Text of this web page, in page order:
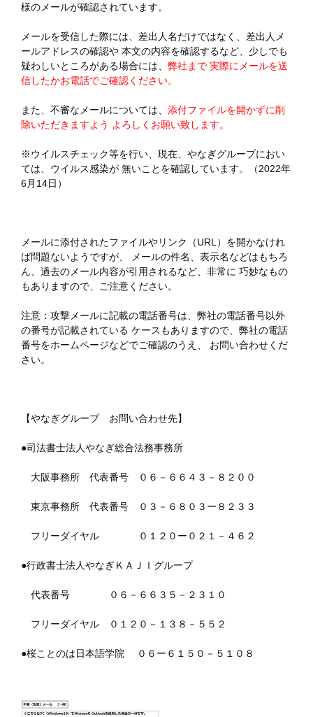
様のメールが確認されています。
メールを受信した際には、差出人名だけではなく、差出人メ
ールアドレスの確認や 本文の内容を確認するなど、少しでも
疑わしいところがある場合には、 弊社まで 実際にメールを送
信したかお電話でご確認ください。
また、不審なメールについては、 添付ファイルを開かずに削
除いただきますよう よろしくお願い致します。
※ウイルスチェック等を行い、現在、やなぎグループにおい
ては、ウイルス感染が 無いことを確認しています。（2022年
6月14日）
メールに添付されたファイルやリンク（URL）を開かなけれ
ば問題ないようですが、 メールの件名、表示名などはもちろ
ん、過去のメール内容が引用されるなど、非常に 巧妙なもの
もありますので、ご注意ください。
注意：攻撃メールに記載の電話番号は、弊社の電話番号以外
の番号が記載されている ケースもありますので、弊社の電話
番号をホームページなどでご確認のうえ、 お問い合わせくだ
さい。
【やなぎグループ お問い合わせ先】
●司法書士法人やなぎ総合法務事務所
大阪事務所 代表番号 ０６－６６４３－８２００
東京事務所 代表番号 ０３－６８０３ー８２３３
フリーダイヤル ０１２０ー０２１－４６２
●行政書士法人やなぎＫＡＪＩグループ
代表番号 ０６－６６３５－２３１０
フリーダイヤル ０１２０－１３８－５５２
●桜ことのは日本語学院 ０６ー６１５０－５１０８